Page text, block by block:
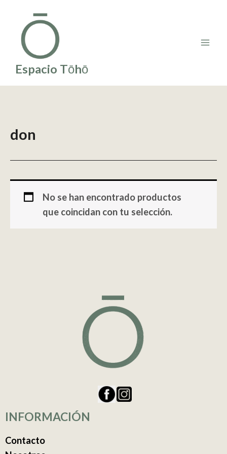
contenido
Espacio Tōhō
don
No se han encontrado productos
que coincidan con tu selección.
INFORMACIÓN
Contacto